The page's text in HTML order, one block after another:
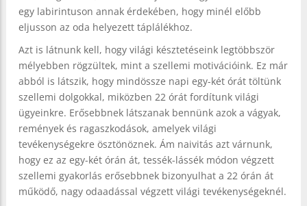
egy labirintuson annak érdekében, hogy minél előbb
eljusson az oda helyezett táplálékhoz.
Azt is látnunk kell, hogy világi késztetéseink legtöbbször
mélyebben rögzültek, mint a szellemi motivációink. Ez már
abból is látszik, hogy mindössze napi egy-két órát töltünk
szellemi dolgokkal, miközben 22 órát fordítunk világi
ügyeinkre. Erősebbnek látszanak bennünk azok a vágyak,
remények és ragaszkodások, amelyek világi
tevékenységekre ösztönöznek. Ám naivitás azt várnunk,
hogy ez az egy-két órán át, tessék-lássék módon végzett
szellemi gyakorlás erősebbnek bizonyulhat a 22 órán át
működő, nagy odaadással végzett világi tevékenységeknél.